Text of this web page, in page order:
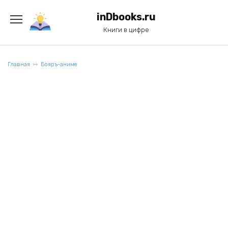
содержанию
inDbooks.ru
Книги в цифре
Главная Бояръ-аниме